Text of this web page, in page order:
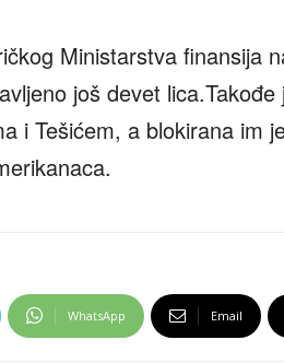
Ministarstva finansija
još devet
i Tešićem, a blokirana im
WhatsApp Email